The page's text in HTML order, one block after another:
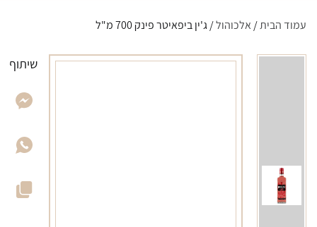
עמוד הבית/ אלכוהול/ ג'ין ביפאיטר פינק 700 מ"ל
שיתוף